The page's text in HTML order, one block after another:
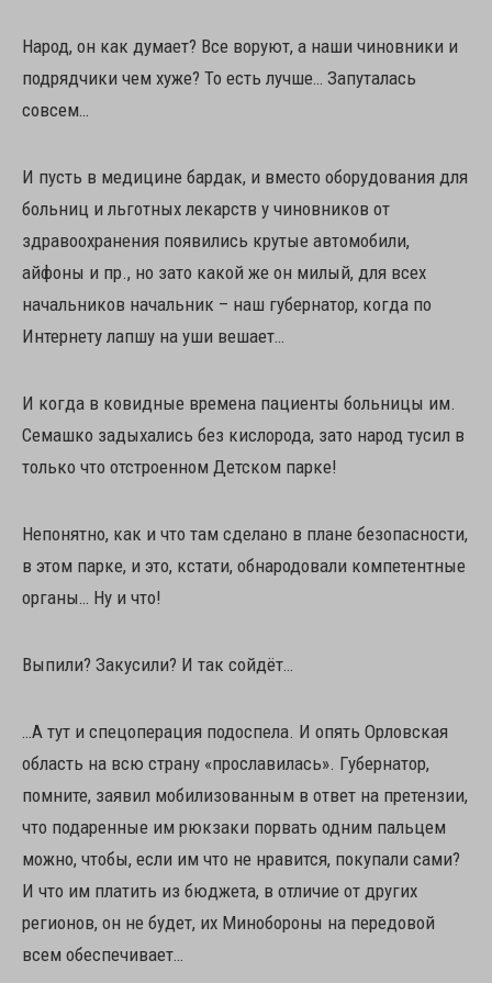
Народ, он как думает? Все воруют, а наши чиновники и
подрядчики чем хуже? То есть лучше… Запуталась
совсем…
И пусть в медицине бардак, и вместо оборудования для
больниц и льготных лекарств у чиновников от
здравоохранения появились крутые автомобили,
айфоны и пр., но зато какой же он милый, для всех
начальников начальник – наш губернатор, когда по
Интернету лапшу на уши вешает…
И когда в ковидные времена пациенты больницы им.
Семашко задыхались без кислорода, зато народ тусил в
только что отстроенном Детском парке!
Непонятно, как и что там сделано в плане безопасности,
в этом парке, и это, кстати, обнародовали компетентные
органы… Ну и что!
Выпили? Закусили? И так сойдёт…
…А тут и спецоперация подоспела. И опять Орловская
область на всю страну «прославилась». Губернатор,
помните, заявил мобилизованным в ответ на претензии,
что подаренные им рюкзаки порвать одним пальцем
можно, чтобы, если им что не нравится, покупали сами?
И что им платить из бюджета, в отличие от других
регионов, он не будет, их Минобороны на передовой
всем обеспечивает…